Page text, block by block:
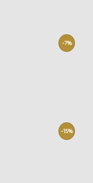
-7%
-15%